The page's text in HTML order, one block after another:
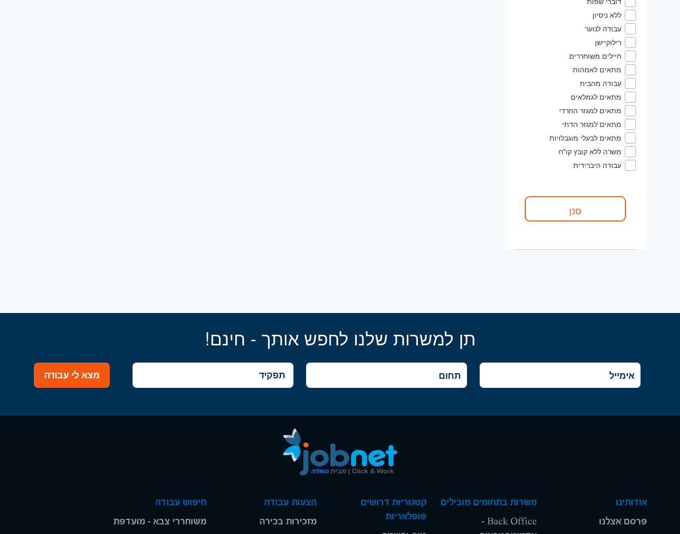
ללא ניסיון
עבודה לנוער
רילוקיישן
חיילים משוחררים
מתאים לאמהות
עבודה מהבית
מתאים לגמלאים
מתאים למגזר החרדי
מתאים למגזר הדתי
מתאים לבעלי מוגבלויות
משרה ללא קובץ קו"ח
עבודה היברידית
תן למשרות שלנו לחפש אותך - חינם!
מצא לי עבודה
אודותינו
פרסם אצלנו
משרות בתחומים מובילים
Back Office -
קטגוריות דרושים
פופלאריות
הצעות עבודה
מזכירות בכירה
חיפוש עבודה
משוחררי צבא - מועדפת